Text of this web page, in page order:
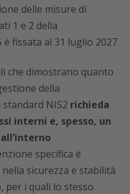
delle misure di
1 e 2 della
fissata al 31 luglio 2027.
che dimostrano quanto
della
NIS2 richieda
interni e, spesso, un
specifica è
sicurezza e stabilità
per i quali lo stesso